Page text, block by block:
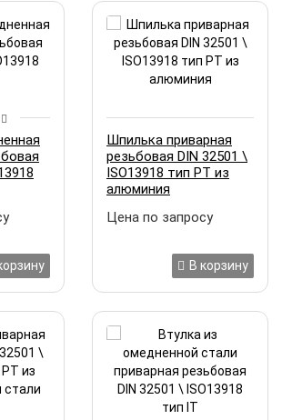
Шпилька приварная
резьбовая DIN 32501 \
ISO13918 тип РТ из
алюминия
Цена по запросу
В корзину